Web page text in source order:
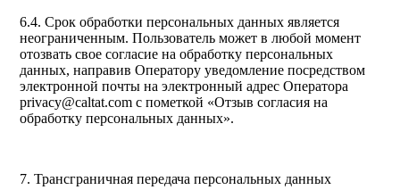
6.4. Срок обработки персональных данных является
неограниченным. Пользователь может в любой момент
отозвать свое согласие на обработку персональных
данных, направив Оператору уведомление посредством
электронной почты на электронный адрес Оператора
privacy@caltat.com с пометкой «Отзыв согласия на
обработку персональных данных».
7. Трансграничная передача персональных данных